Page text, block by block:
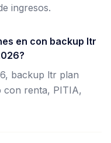
ingresos.
en con backup ltr
backup ltr plan
con renta, PITIA,